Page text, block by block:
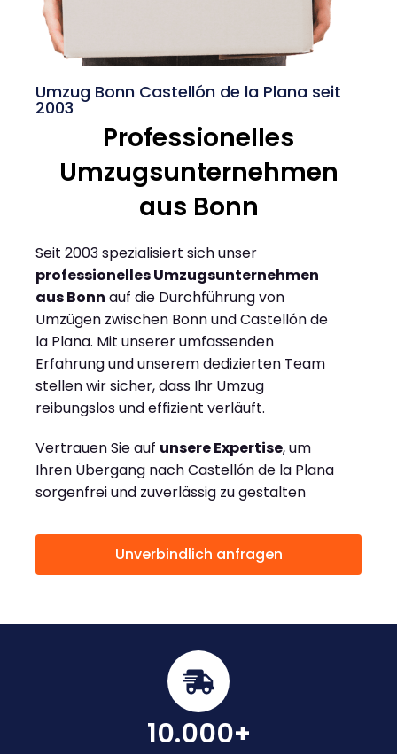
Umzug Bonn Castellón de la Plana seit
2003
Professionelles
Umzugsunternehmen
aus Bonn
Seit 2003 spezialisiert sich unser
professionelles Umzugsunternehmen
aus Bonn auf die Durchführung von
Umzügen zwischen Bonn und Castellón de
la Plana. Mit unserer umfassenden
Erfahrung und unserem dedizierten Team
stellen wir sicher, dass Ihr Umzug
reibungslos und effizient verläuft.
Vertrauen Sie auf unsere Expertise, um
Ihren Übergang nach Castellón de la Plana
sorgenfrei und zuverlässig zu gestalten
Unverbindlich anfragen
10.000+